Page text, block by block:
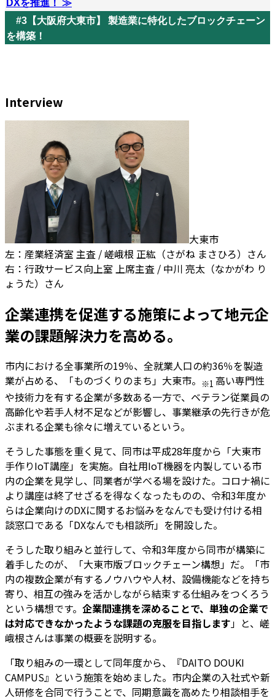
DXを推進！ ≫
#3【大阪府大東市】 製造業に特化したブロックチェーン
を構築！
Interview
大東市
左：産業経済室 主査 / 嵯峨根 正紘（さがね まさひろ）さん
右：行政サービス向上室 上席主査 / 中川 亮太（なかがわ り
ょうた）さん
企業連携を促進する施策によって地元企
業の課題解決力を高める。
市内における全事業所の19％、全就業人口の約36％を製造
業が占める、「ものづくりのまち」大東市。
※1 高い専門性
や技術力を有する企業が多数ある一方で、ベテラン従業員の
高齢化や若手人材不足などが影響し、事業継承の先行きが危
ぶまれる企業も徐々に増えているという。
そうした事態を重く見て、同市は平成28年度から「大東市
手作りIoT講座」を実施。自社用IoT機器を内製している市
内の企業を見学し、同業者が学べる場を設けた。コロナ禍に
より講座は終了せざるを得なくなったものの、令和3年度か
らは企業向けのDXに関するお悩みをなんでも受け付ける相
談窓口である「DXなんでも相談所」を開設した。
そうした取り組みと並行して、令和3年度から同市が構築に
着手したのが、「大東市版ブロックチェーン構想」だ。「市
内の複数企業が有するノウハウや人材、設備機能などを持ち
寄り、相互の強みを活かしながら結束する仕組みをつくろう
という構想です。 企業間連携を深めることで、単独の企業で
は対応できなかったような課題の克服を目指します」と、嵯
峨根さんは事業の概要を説明する。
「取り組みの一環として同年度から、『DAITO DOUKI
CAMPUS』という施策を始めました。市内企業の入社式や新
人研修を合同で行うことで、同期意識を高めたり相談相手を